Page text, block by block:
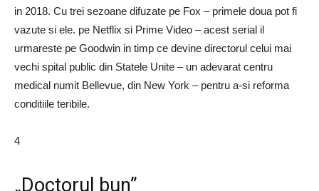
in 2018. Cu trei sezoane difuzate pe Fox – primele doua pot fi
vazute si ele. pe Netflix si Prime Video – acest serial il
urmareste pe Goodwin in timp ce devine directorul celui mai
vechi spital public din Statele Unite – un adevarat centru
medical numit Bellevue, din New York – pentru a-si reforma
conditiile teribile.
4
„Doctorul bun”